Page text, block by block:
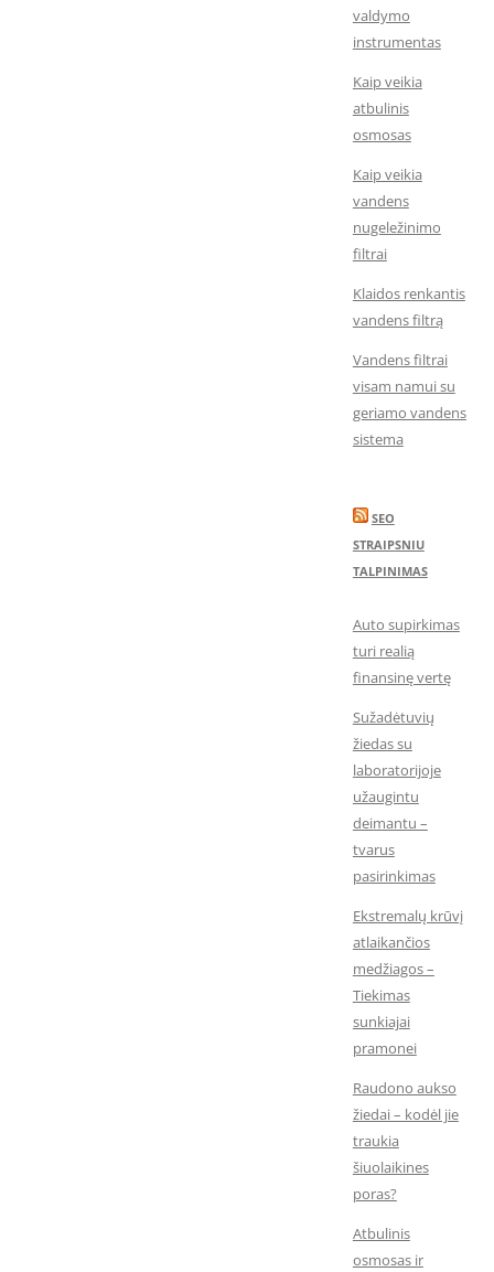
valdymo
instrumentas
Kaip veikia
atbulinis
osmosas
Kaip veikia
vandens
nugeležinimo
filtrai
Klaidos renkantis
vandens filtrą
Vandens filtrai
visam namui su
geriamo vandens
sistema
SEO
STRAIPSNIU
TALPINIMAS
Auto supirkimas
turi realią
finansinę vertę
Sužadėtuvių
žiedas su
laboratorijoje
užaugintu
deimantu –
tvarus
pasirinkimas
Ekstremalų krūvį
atlaikančios
medžiagos –
Tiekimas
sunkiajai
pramonei
Raudono aukso
žiedai – kodėl jie
traukia
šiuolaikines
poras?
Atbulinis
osmosas ir